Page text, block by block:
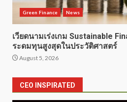
Green Finance News
เวียดนามเร่งเกม Sustainable
ระดมทุนสูงสุดในประวัติศาสตร์
August 5, 2026
CEO INSPIRATED